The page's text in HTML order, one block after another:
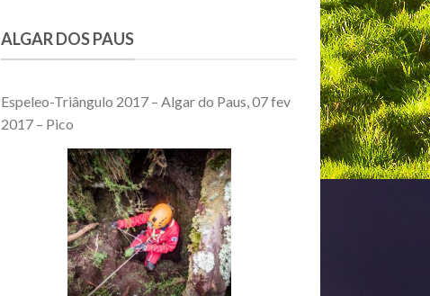
ALGAR DOS PAUS
Espeleo-Triângulo 2017 – Algar do Paus, 07 fev
2017 – Pico